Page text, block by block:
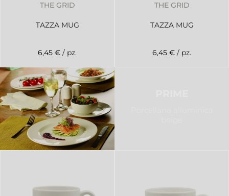
THE GRID
TAZZA MUG
6,45 € / pz.
THE GRID
TAZZA MUG
6,45 € / pz.